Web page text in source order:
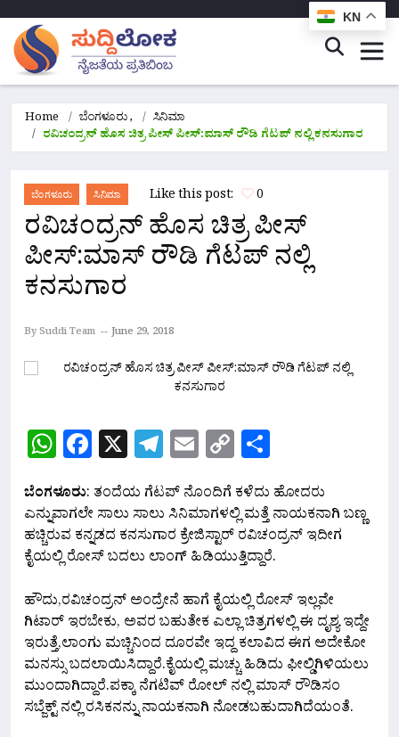
Home ಬೆಂಗಳೂರು,
ಸಿನಿಮಾ
ರವಿಚಂದ್ರನ್ ಹೊಸ ಚಿತ್ರ ಪೀಸ್ ಪೀಸ್:ಮಾಸ್ ರೌಡಿ ಗೆಟಪ್ ನಲ್ಲಿ ಕನಸುಗಾರ
ಬೆಂಗಳೂರು ಸಿನಿಮಾ Like this post: 0
ರವಿಚಂದ್ರನ್ ಹೊಸ ಚಿತ್ರ ಪೀಸ್
ಪೀಸ್:ಮಾಸ್ ರೌಡಿ ಗೆಟಪ್ ನಲ್ಲಿ
ಕನಸುಗಾರ
By Suddi Team June 29, 2018
WhatsApp
Facebook
X Telegram
Email
Copy
Link
ಬೆಂಗಳೂರು: ತಂದೆಯ ಗೆಟಪ್ ನೊಂದಿಗೆ ಕಳೆದು ಹೋದರು
ಎನ್ನುವಾಗಲೇ ಸಾಲು ಸಾಲು ಸಿನಿಮಾಗಳಲ್ಲಿ ಮತ್ತೆ ನಾಯಕನಾಗಿ ಬಣ್ಣ
ಹಚ್ಚಿರುವ ಕನ್ನಡದ ಕನಸುಗಾರ ಕ್ರೇಜಿಸ್ಟಾರ್ ರವಿಚಂದ್ರನ್ ಇದೀಗ
ಕೈಯಲ್ಲಿ ರೋಸ್ ಬದಲು ಲಾಂಗ್ ಹಿಡಿಯುತ್ತಿದ್ದಾರೆ.
ಹೌದು,ರವಿಚಂದ್ರನ್ ಅಂದ್ರೇನೆ ಹಾಗೆ ಕೈಯಲ್ಲಿ ರೋಸ್ ಇಲ್ಲವೇ
ಗಿಟಾರ್ ಇರಬೇಕು, ಅವರ ಬಹುತೇಕ ಎಲ್ಲಾ ಚಿತ್ರಗಳಲ್ಲಿ ಈ ದೃಶ್ಯ ಇದ್ದೇ
ಇರುತ್ತೆ,ಲಾಂಗು ಮಚ್ಚಿನಿಂದ ದೂರವೇ ಇದ್ದ ಕಲಾವಿದ ಈಗ ಅದೇಕೋ
ಮನಸ್ಸು ಬದಲಾಯಿಸಿದ್ದಾರೆ.ಕೈಯಲ್ಲಿ ಮಚ್ಚು ಹಿಡಿದು ಫೀಲ್ಡಿಗಿಳಿಯಲು
ಮುಂದಾಗಿದ್ದಾರೆ.ಪಕ್ಕಾ ನೆಗಟಿವ್ ರೋಲ್ ನಲ್ಲಿ ಮಾಸ್ ರೌಡಿಸಂ
ಸಬ್ಜೆಕ್ಟ್ ನಲ್ಲಿ ರಸಿಕನನ್ನು ನಾಯಕನಾಗಿ ನೋಡಬಹುದಾಗಿದೆಯಂತೆ.
KN